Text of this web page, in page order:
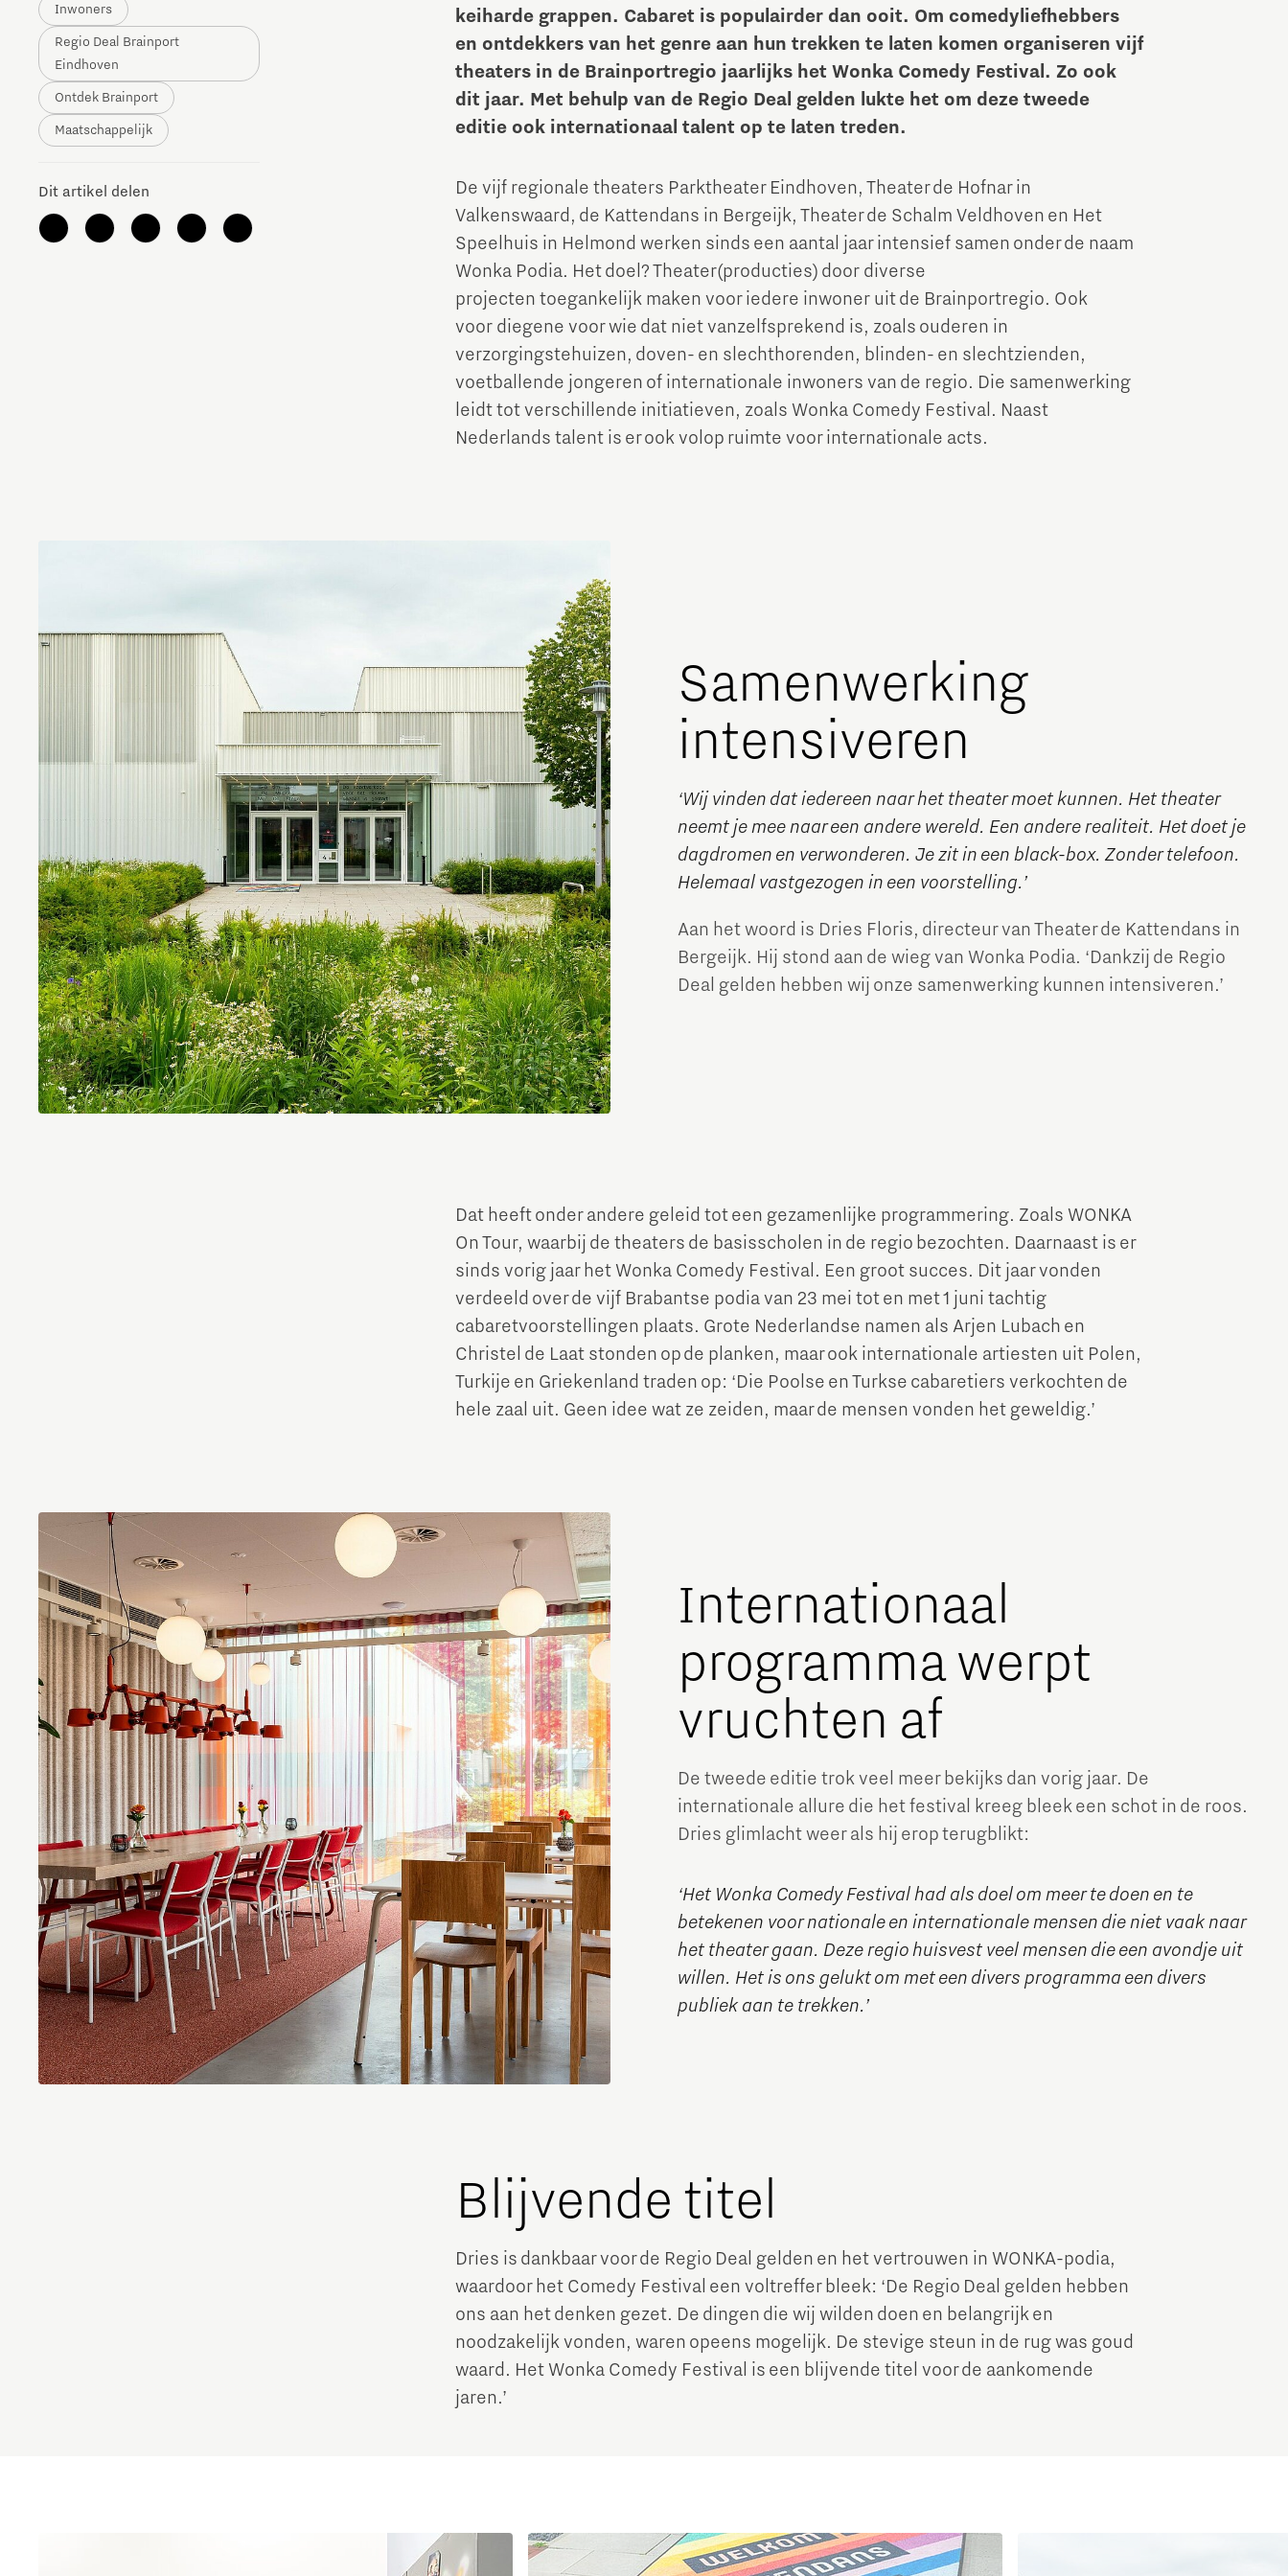
Brainport Industries Campus
High Tech Campus Eindhoven
Strijp District
TU/e Campus
Integrated Photonics Micro and nano electronics Food
The Gate voor tech startups
Hoe bescherm ik mijn idee?
Brainport Networking Financials
Inwoners
Regio Deal Brainport
Eindhoven
Ontdek Brainport
Maatschappelijk
Dit artikel delen
keiharde grappen. Cabaret is populairder dan ooit. Om comedyliefhebbers
en ontdekkers van het genre aan hun trekken te laten komen organiseren vijf
theaters in de Brainportregio jaarlijks het Wonka Comedy Festival. Zo ook
dit jaar. Met behulp van de Regio Deal gelden lukte het om deze tweede
editie ook internationaal talent op te laten treden.
De vijf regionale theaters Parktheater Eindhoven, Theater de Hofnar in
Valkenswaard, de Kattendans in Bergeijk, Theater de Schalm Veldhoven en Het
Speelhuis in Helmond werken sinds een aantal jaar intensief samen onder de naam
Wonka Podia. Het doel? Theater(producties) door diverse
projecten toegankelijk maken voor iedere inwoner uit de Brainportregio. Ook
voor diegene voor wie dat niet vanzelfsprekend is, zoals ouderen in
verzorgingstehuizen, doven- en slechthorenden, blinden- en slechtzienden,
voetballende jongeren of internationale inwoners van de regio. Die samenwerking
leidt tot verschillende initiatieven, zoals Wonka Comedy Festival. Naast
Nederlands talent is er ook volop ruimte voor internationale acts.
Samenwerking
intensiveren
‘Wij vinden dat iedereen naar het theater moet kunnen. Het theater
neemt je mee naar een andere wereld. Een andere realiteit. Het doet je
dagdromen en verwonderen. Je zit in een black-box. Zonder telefoon.
Helemaal vastgezogen in een voorstelling.’
Aan het woord is Dries Floris, directeur van Theater de Kattendans in
Bergeijk. Hij stond aan de wieg van Wonka Podia. ‘Dankzij de Regio
Deal gelden hebben wij onze samenwerking kunnen intensiveren.’
Dat heeft onder andere geleid tot een gezamenlijke programmering. Zoals WONKA
On Tour, waarbij de theaters de basisscholen in de regio bezochten. Daarnaast is er
sinds vorig jaar het Wonka Comedy Festival. Een groot succes. Dit jaar vonden
verdeeld over de vijf Brabantse podia van 23 mei tot en met 1 juni tachtig
cabaretvoorstellingen plaats. Grote Nederlandse namen als Arjen Lubach en
Christel de Laat stonden op de planken, maar ook internationale artiesten uit Polen,
Turkije en Griekenland traden op: ‘Die Poolse en Turkse cabaretiers verkochten de
hele zaal uit. Geen idee wat ze zeiden, maar de mensen vonden het geweldig.’
Internationaal
programma werpt
vruchten af
De tweede editie trok veel meer bekijks dan vorig jaar. De
internationale allure die het festival kreeg bleek een schot in de roos.
Dries glimlacht weer als hij erop terugblikt:
‘Het Wonka Comedy Festival had als doel om meer te doen en te
betekenen voor nationale en internationale mensen die niet vaak naar
het theater gaan. Deze regio huisvest veel mensen die een avondje uit
willen. Het is ons gelukt om met een divers programma een divers
publiek aan te trekken.’
Blijvende titel
Dries is dankbaar voor de Regio Deal gelden en het vertrouwen in WONKA-podia,
waardoor het Comedy Festival een voltreffer bleek: ‘De Regio Deal gelden hebben
ons aan het denken gezet. De dingen die wij wilden doen en belangrijk en
noodzakelijk vonden, waren opeens mogelijk. De stevige steun in de rug was goud
waard. Het Wonka Comedy Festival is een blijvende titel voor de aankomende
jaren.’